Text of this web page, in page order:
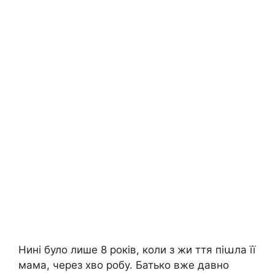
Нині було лише 8 років, коли з жи ття піաла її
мама, через хво робу. Батько вже давно